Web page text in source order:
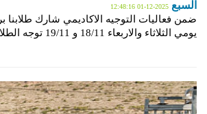
السبع 2025-12-01 12:48:16
ضمن فعاليات التوجيه الاكاديمي شارك طلابنا
يومي الثلاثاء والاربعاء 18/11 و 19/11 توجه الطلاب في اليوم...